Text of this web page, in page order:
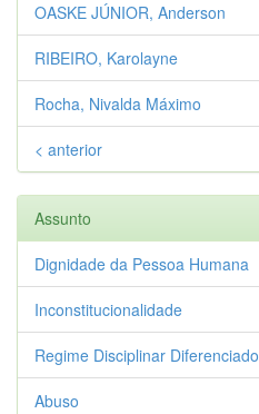
OASKE JÚNIOR, Anderson
RIBEIRO, Karolayne
Rocha, Nivalda Máximo
< anterior
Assunto
Dignidade da Pessoa Humana
Inconstitucionalidade
Regime Disciplinar Diferenciado
Abuso